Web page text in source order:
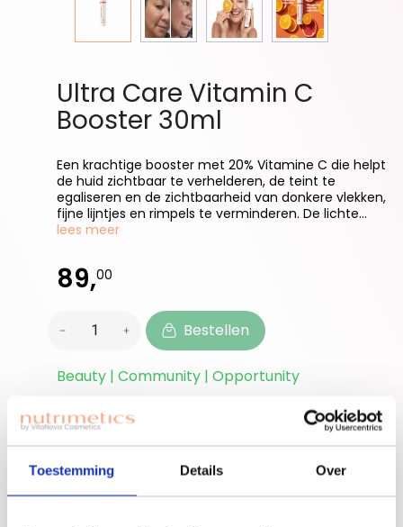
Toestemming Details Over
Ultra Care Vitamin C
Booster 30ml
Een krachtige booster met 20% Vitamine C die helpt
de huid zichtbaar te verhelderen, de teint te
egaliseren en de zichtbaarheid van donkere vlekken,
fijne lijntjes en rimpels te verminderen. De lichte...
lees meer
89,00
Bestellen
Beauty | Community | Opportunity
Join for free!
Ben je nieuwe
accounthouder?
Vergeet niet jouw